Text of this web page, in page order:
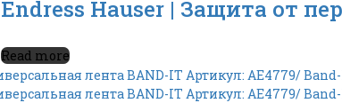
Endress Hauser | Защита от
Read more